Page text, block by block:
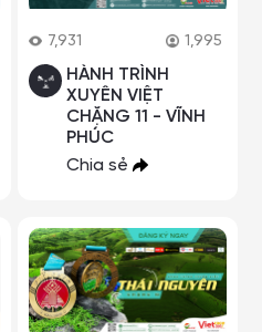
7,931 1,995
HÀNH TRÌNH
XUYÊN VIỆT
CHẶNG 11 - VĨNH
PHÚC
Chia sẻ